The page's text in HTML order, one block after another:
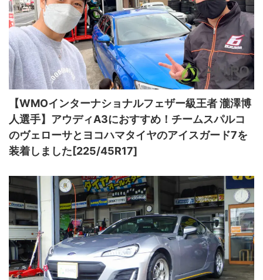
【WMOインターナショナルフェザー級王者 瀧澤博
人選手】アウディA3におすすめ！チームスパルコ
のヴェローサとヨコハマタイヤのアイスガード7を
装着しました[225/45R17]